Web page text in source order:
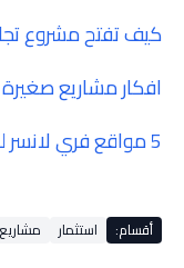
كيف تفتح مشروع
افكار مشاريع
5 مواقع فري لانسر للعمل الحر
أقسام: استثمار